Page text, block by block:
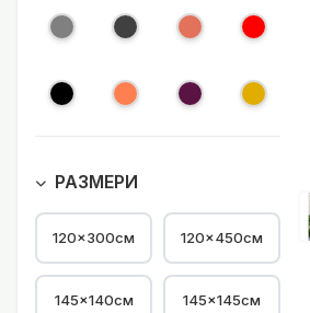
РАЗМЕРИ
120×300см 120×450см
145×140см 145×145см